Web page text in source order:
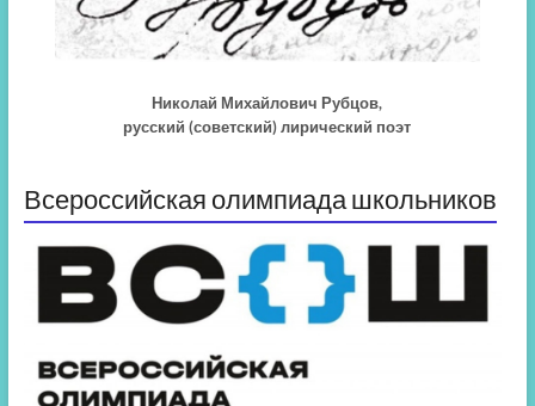
Николай Михайлович Рубцов,
русский (советский) лирический поэт
Всероссийская олимпиада школьников